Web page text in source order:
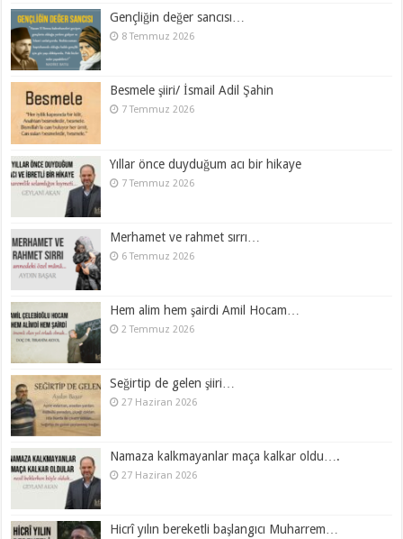
Gençliğin değer sancısı…
8 Temmuz 2026
Besmele şiiri/ İsmail Adil Şahin
7 Temmuz 2026
Yıllar önce duyduğum acı bir hikaye
7 Temmuz 2026
Merhamet ve rahmet sırrı…
6 Temmuz 2026
Hem alim hem şairdi Amil Hocam…
2 Temmuz 2026
Seğirtip de gelen şiiri…
27 Haziran 2026
Namaza kalkmayanlar maça kalkar oldu….
27 Haziran 2026
Hicrî yılın bereketli başlangıcı Muharrem…